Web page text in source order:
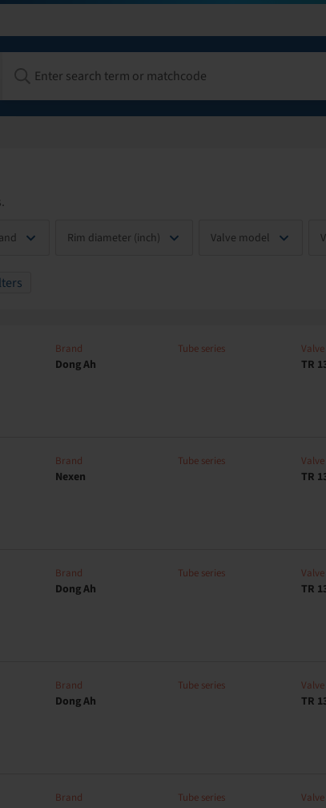
Rim diameter (inch) Valve model
Brand
Dong Ah
Tube series
TR
Brand
Nexen
Tube series
TR
Brand
Dong Ah
Tube series
TR
Brand
Dong Ah
Tube series
TR
Brand Tube series